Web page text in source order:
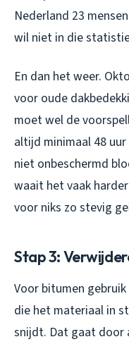
Nederland 23
wil niet in die
En dan het weer.
voor oude
moet wel de
altijd minimaal 48
niet onbeschermd
waait het vaak
voor niks zo stevig
Stap 3:
Voor bitumen
die het materiaal in
snijdt. Dat gaat door